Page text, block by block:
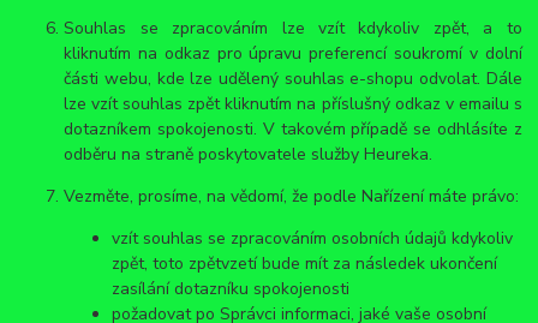
Souhlas se zpracováním lze vzít kdykoliv zpět, a to
kliknutím na odkaz pro úpravu preferencí soukromí v dolní
části webu, kde lze udělený souhlas e-shopu odvolat. Dále
lze vzít souhlas zpět kliknutím na příslušný odkaz v emailu s
dotazníkem spokojenosti. V takovém případě se odhlásíte z
odběru na straně poskytovatele služby Heureka.
Vezměte, prosíme, na vědomí, že podle Nařízení máte právo:
vzít souhlas se zpracováním osobních údajů kdykoliv
zpět, toto zpětvzetí bude mít za následek ukončení
zasílání dotazníku spokojenosti
požadovat po Správci informaci, jaké vaše osobní